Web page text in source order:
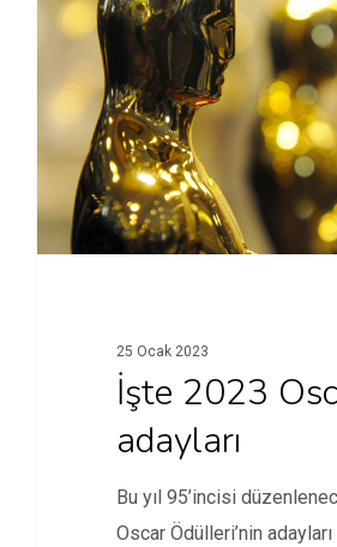
25 Ocak 2023
İşte 2023
adayları
Bu yıl 95’incisi
Oscar Ödülleri’nin